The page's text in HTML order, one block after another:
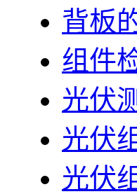
背板
组件
光伏
光伏
光伏